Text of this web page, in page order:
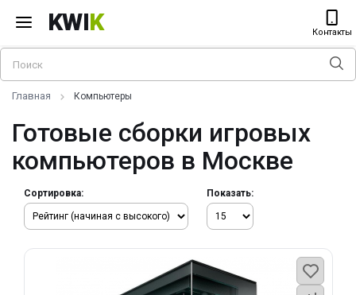
KWIK Контакты
Главная Компьютеры
Готовые сборки игровых
компьютеров в Москве
Сортировка: Показать: